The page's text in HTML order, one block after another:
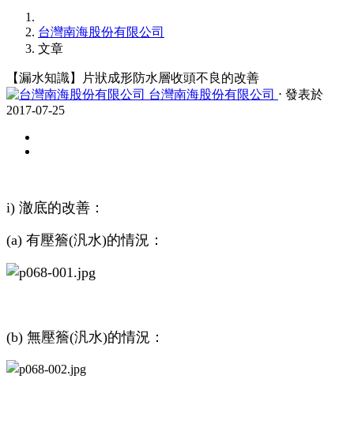
台灣南海股份有限公司
文章
【漏水知識】片狀成形防水層收頭不良的改善
台灣南海股份有限公司 ⋅ 發表於
2017-07-25
i) 澈底的改善：
(a) 有壓簷(汎水)的情況：
(b) 無壓簷(汎水)的情況：